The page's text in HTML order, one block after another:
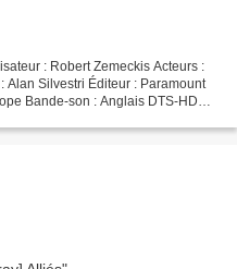
: Robert Zemeckis Acteurs :
Alan Silvestri Éditeur : Paramount
Bande-son : Anglais DTS-HD